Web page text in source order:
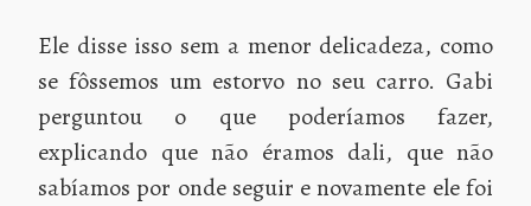
Ele disse isso sem a menor delicadeza, como
se fôssemos um estorvo no seu carro. Gabi
perguntou o que poderíamos fazer,
explicando que não éramos dali, que não
sabíamos por onde seguir e novamente ele foi